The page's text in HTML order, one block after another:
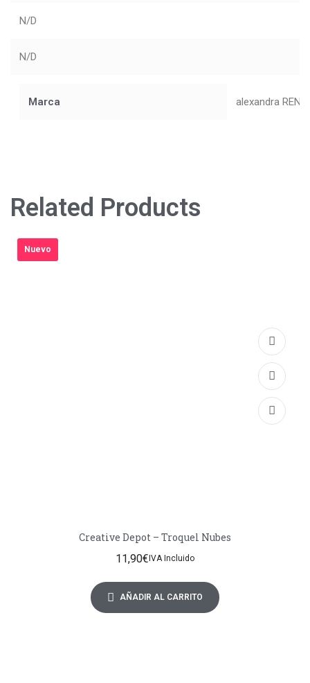
N/D
N/D
Marca alexandra
Related Products
Nuevo
Creative Depot – Troquel Nubes
11,90€ IVA Incluido
AÑADIR AL CARRITO